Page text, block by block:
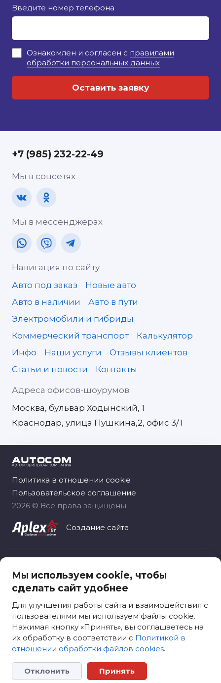
Введите номер телефона
Ознакомлен и согласен с правилами
обработки персональных данных
Адреса офисов-шоурумов
Москва, бульвар Ходынский, 1
Краснодар, улица Пушкина,2, офис 3/1
+7 (985) 232-22-49
Мы в соцсетях
Мы в мессенджерах
Навигация по сайту
Авто под заказ
Новые авто
Авто в наличии
Авто в пути
Электромобили и гибриды
Коммерческий транспорт
Калькулятор
Инфо
Наши услуги
Отзывы клиентов
Статьи и новости
Контакты
Политика в отношении cookie
Пользовательское соглашение
2026 © Все права защищены
Создание сайта
«Автоком рус», зарегистрировано 06.11.2020
Москва, вн.тер.г. муниципальный округ
Ярославский, ул. Лосевская, д. 18
Сканируйте QR код
для входа на сайт
Мы используем cookie, чтобы
сделать сайт удобнее
Для улучшения работы сайта и взаимодействия с
пользователями мы используем файлы cookie.
Нажимая кнопку «Принять», вы соглашаетесь на
их обработку в соответствии с Политикой в
отношении обработки файлов cookies.